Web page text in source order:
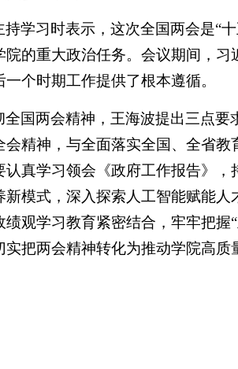
持学习时表示，这次全国两会是“
院的重大政治任务。会议期间，
个时期工作提供了根本遵循。
全国两会精神，王海波提出三点
会精神，与全面落实全国、全省
认真学习领会《政府工作报告》
新模式，深入探索人工智能赋能
绩观学习教育紧密结合，牢牢把
实把两会精神转化为推动学院高质